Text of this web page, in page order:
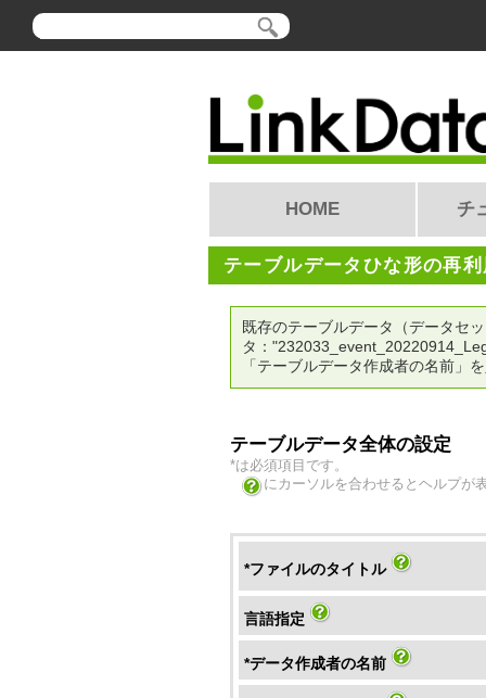
HOME チ
テーブルデータひな形の再
既存のテーブルデータ（データセ
タ：
「テーブルデータ作成者の名前」
テーブルデータ全体の設定
*は必須項目です。
にカーソルを合わせるとヘルプが
*ファイルのタイトル
言語指定
*データ作成者の名前